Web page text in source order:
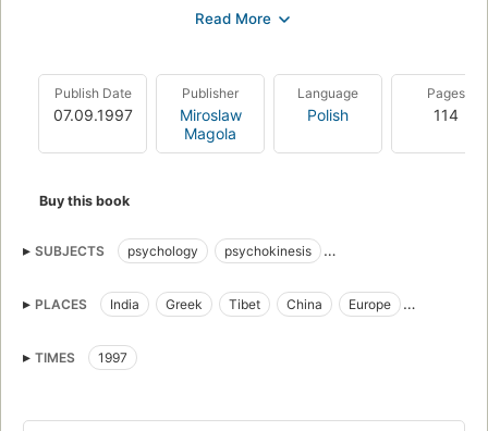
rosnacej popularnosci wiedzy ezoterycznej, poszukiwania
dziennikarskim nosza nazwe - zjawisk paranormalnych.
A wiec - w skrócie - czasy czlowieka racjonalnego
przezywajacego kryzys wiary we wlasny rozum!
czlowieka w to, ze "jajoglowy specjalista" wsparty sila
pomóc? Czymze wiec jest poczucie, ze wobec tego musimy
zbadanych - bioenergetyce, okultyzmie, telepatii i innych
tajemnicach naszej egzystencji na ziemi?
Na tle licznej w tej sytuacji i znanej literatury powstajacej na
Publish Date
07.09.1997
Publisher
Miroslaw
Magola
Language
Polish
Pages
114
Buy this book
SUBJECTS psychology
psychokinesis
PLACES
India Greek Tibet China
Europe
TIMES
1997